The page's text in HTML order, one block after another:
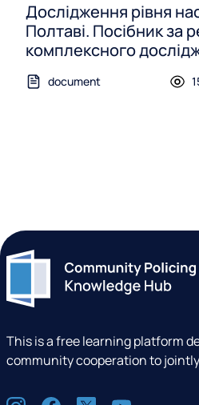
Дослідження рівня
Полтаві. Посібник за
комплексного
document
This is a free learning platform
community cooperation to
S